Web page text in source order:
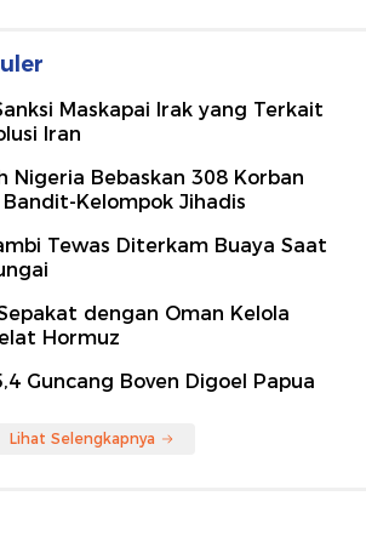
Maskapai Irak yang Terkait
Iran
Nigeria Bebaskan 308 Korban
Bandit-Kelompok Jihadis
Tewas Diterkam Buaya Saat
dengan Oman Kelola
Hormuz
Guncang Boven Digoel Papua
Lihat Selengkapnya